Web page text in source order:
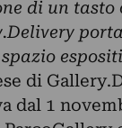
di un tasto
di
dal 1